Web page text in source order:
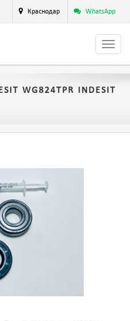
Краснодар WhatsApp
WG824TPR INDESIT